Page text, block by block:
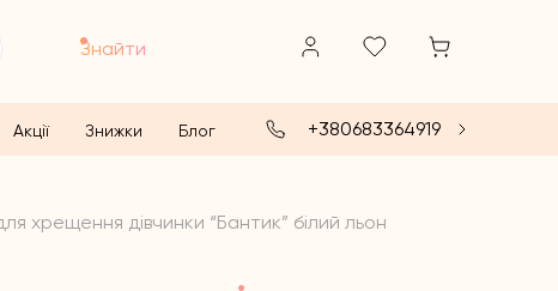
Знайти
Акції Знижки Блог +380683364919
хрещення дівчинки “Бантик” білий льон